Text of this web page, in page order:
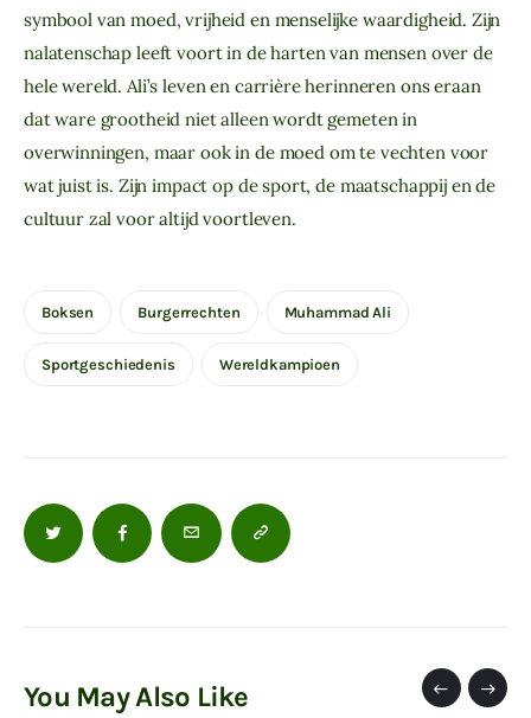
symbool van moed, vrijheid en menselijke waardigheid. Zijn
nalatenschap leeft voort in de harten van mensen over de
hele wereld. Ali’s leven en carrière herinneren ons eraan
dat ware grootheid niet alleen wordt gemeten in
overwinningen, maar ook in de moed om te vechten voor
wat juist is. Zijn impact op de sport, de maatschappij en de
cultuur zal voor altijd voortleven.
Boksen Burgerrechten Muhammad Ali
Sportgeschiedenis Wereldkampioen
You May Also Like